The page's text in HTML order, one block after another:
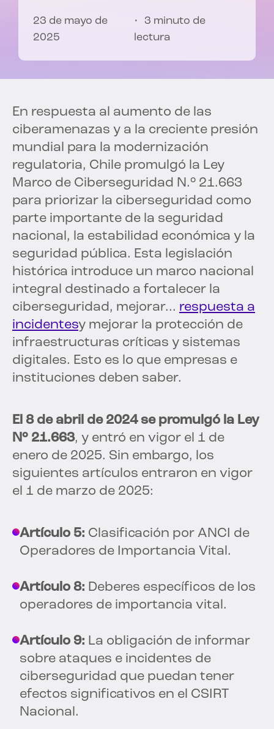
23 de mayo de
2025
3 minuto de
lectura
En respuesta al aumento de las
ciberamenazas y a la creciente presión
mundial para la modernización
regulatoria, Chile promulgó la Ley
Marco de Ciberseguridad N.° 21.663
para priorizar la ciberseguridad como
parte importante de la seguridad
nacional, la estabilidad económica y la
seguridad pública. Esta legislación
histórica introduce un marco nacional
integral destinado a fortalecer la
ciberseguridad, mejorar... respuesta a
incidentesy mejorar la protección de
infraestructuras críticas y sistemas
digitales. Esto es lo que empresas e
instituciones deben saber.
El 8 de abril de 2024 se promulgó la Ley
N° 21.663, y entró en vigor el 1 de
enero de 2025. Sin embargo, los
siguientes artículos entraron en vigor
el 1 de marzo de 2025:
Artículo 5: Clasificación por ANCI de
Operadores de Importancia Vital.
Artículo 8: Deberes específicos de los
operadores de importancia vital.
Artículo 9: La obligación de informar
sobre ataques e incidentes de
ciberseguridad que puedan tener
efectos significativos en el CSIRT
Nacional.